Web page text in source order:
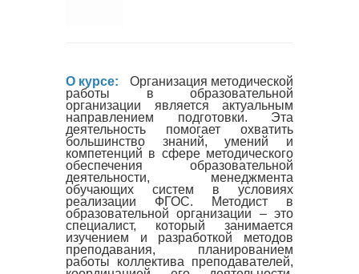
Продолжительность обучения:
месяцев обучения).
Требования к уровню
допускаются лица, имеющие
О курсе:
Организация методической
работы в образовательной
организации является актуальным
направлением подготовки. Эта
деятельность помогает охватить
большинство знаний, умений и
компетенций в сфере методического
обеспечения образовательной
деятельности, менеджмента
обучающих систем в условиях
реализации ФГОС. Методист в
образовательной организации – это
специалист, который занимается
изучением и разработкой методов
преподавания, планированием
работы коллектива преподавателей,